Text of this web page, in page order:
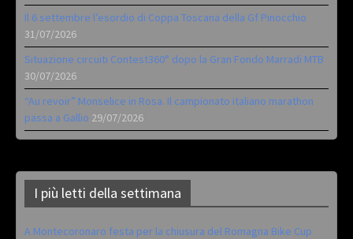
Il 6 settembre l’esordio di Coppa Toscana della Gf Pinocchio
31/07/2026
Situazione circuiti Contest360° dopo la Gran Fondo Marradi MTB
30/07/2026
“Au revoir” Monselice in Rosa. Il campionato italiano marathon
passa a Gallio 29/07/2026
I più letti della settimana
A Montecoronaro festa per la chiusura del Romagna Bike Cup